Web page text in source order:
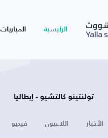
الرئيسية المباريات
تولنتينو كالتشيو - إيطاليا
الأخبار اللاعبون فيديو